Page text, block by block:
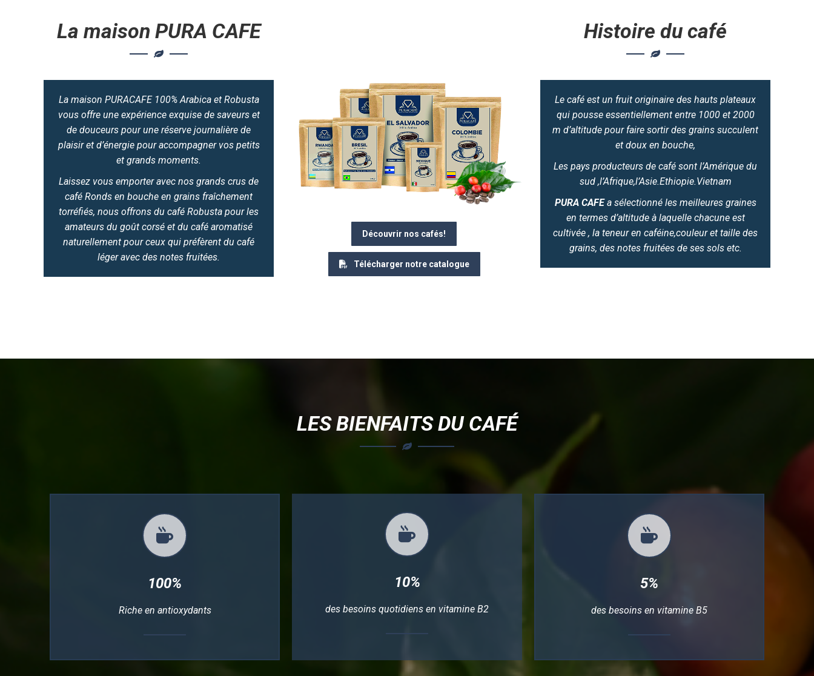
La maison PURA CAFE
La maison PURACAFE 100% Arabica et Robusta
vous offre une expérience exquise de saveurs et
de douceurs pour une réserve journalière de
plaisir et d’énergie pour accompagner vos petits
et grands moments.
Laissez vous emporter avec nos grands crus de
café Ronds en bouche en grains fraîchement
torréfiés, nous offrons du café Robusta pour les
amateurs du goût corsé et du café aromatisé
naturellement pour ceux qui préfèrent du café
léger avec des notes fruitées.
Découvrir nos cafés!
Télécharger notre catalogue
Histoire du café
Le café est un fruit originaire des hauts plateaux
qui pousse essentiellement entre 1000 et 2000
m d’altitude pour faire sortir des grains succulent
et doux en bouche,
Les pays producteurs de café sont l’Amérique du
sud ,l’Afrique,l’Asie.Ethiopie.Vietnam
PURA CAFEa sélectionné les meilleures graines
en termes d’altitude à laquelle chacune est
cultivée , la teneur en caféine,couleur et taille des
grains, des notes fruitées de ses sols etc.
LES BIENFAITS DU CAFÉ
100%
Riche en antioxydants
10%
des besoins quotidiens en vitamine B2
5%
des besoins en vitamine B5